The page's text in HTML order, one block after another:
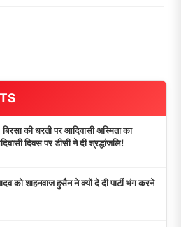
की धरती पर आदिवासी अस्मिता का
दिवस पर डीसी ने दी श्रद्धांजलि!
को शाहनवाज हुसैन ने क्यों दे दी पार्टी भंग करने